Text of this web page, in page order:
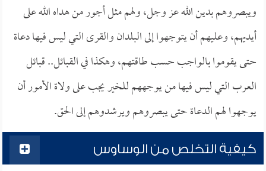
ويبصروهم بدين الله عز وجل، ولهم مثل أجور من هداه الله على
أيديهم، وعليهم أن يتوجهوا إلى البلدان والقرى التي ليس فيها دعاة
حتى يقوموا بالواجب حسب طاقتهم، وهكذا في القبائل.. قبائل
العرب التي ليس فيها من يوجههم للخير يجب على ولاة الأمور أن
يوجهوا لهم الدعاة حتى يبصروهم ويرشدوهم إلى الحق.
كيفية التخلص من الوساوس